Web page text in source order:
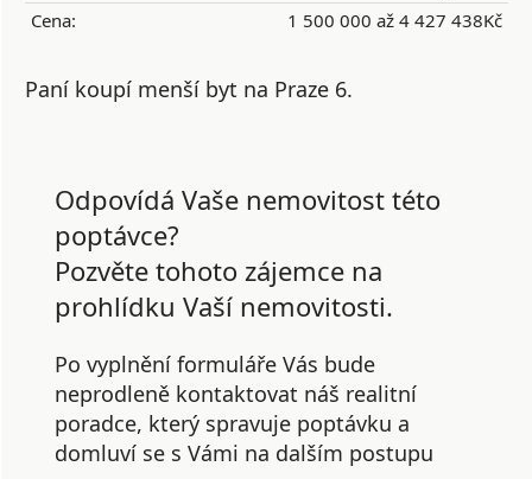
Cena:
1 500 000 až 4 427 438Kč
Paní koupí menší byt na Praze 6.
Odpovídá Vaše nemovitost této
poptávce?
Pozvěte tohoto zájemce na
prohlídku Vaší nemovitosti.
Po vyplnění formuláře Vás bude
neprodleně kontaktovat náš realitní
poradce, který spravuje poptávku a
domluví se s Vámi na dalším postupu